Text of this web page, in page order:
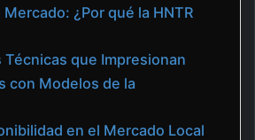
¿Por qué la HNTR
que Impresionan
con Modelos de la
en el Mercado Local